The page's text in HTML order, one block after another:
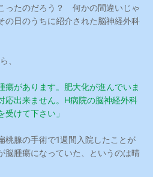
ったのだろう？ 何かの間違いじゃ
日のうちに紹介された脳神経外科
、
瘍があります。肥大化が進んでいま
応出来ません。H病院の脳神経外科
けて下さい」
桃腺の手術で1週間入院したことが
脳腫瘍になっていた、というのは晴